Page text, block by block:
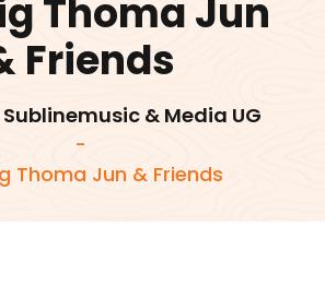
Thoma Jun
Friends
Sublinemusic & Media UG
-
Thoma Jun & Friends